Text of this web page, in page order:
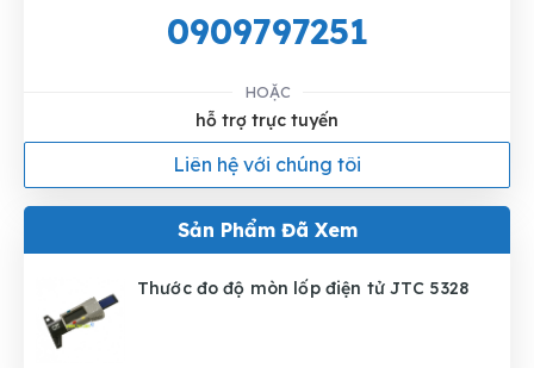
0909797251
HOẶC
hỗ trợ trực tuyến
Liên hệ với chúng tôi
Sản Phẩm Đã Xem
Thước đo độ mòn lốp điện tử JTC 5328